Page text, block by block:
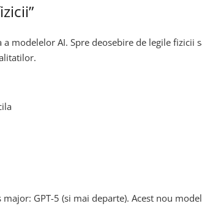
modelelor AI. Spre deosebire de legile
GPT-5 (si mai departe). Acest nou